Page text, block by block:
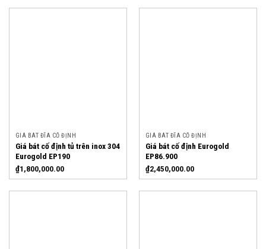
GIÁ BÁT ĐĨA CỐ ĐỊNH
Giá bát cố định tủ trên inox 304
Eurogold EP190
₫1,800,000.00
GIÁ BÁT ĐĨA CỐ ĐỊNH
Giá bát cố định Eurogold
EP86.900
₫2,450,000.00